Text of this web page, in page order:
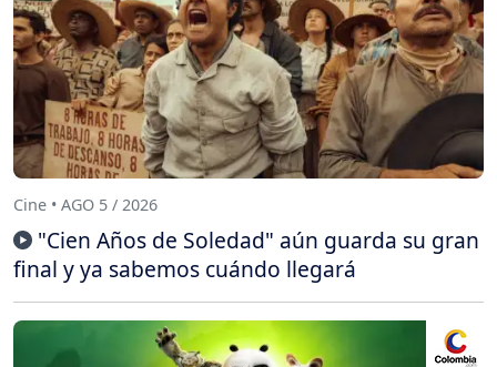
Cine • AGO 5 / 2026
"Cien Años de Soledad" aún guarda su gran
final y ya sabemos cuándo llegará